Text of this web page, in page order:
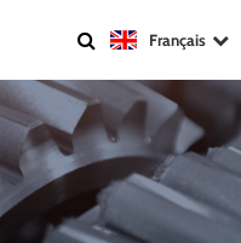
Français